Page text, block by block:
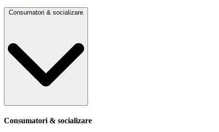
Consumatori & socializare
Consumatori & socializare